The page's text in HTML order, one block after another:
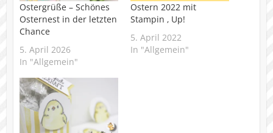
Ostergrüße – Schönes
Osternest in der letzten
Chance
5. April 2026
In "Allgemein"
Ostern 2022 mit
Stampin ‚ Up!
5. April 2022
In "Allgemein"